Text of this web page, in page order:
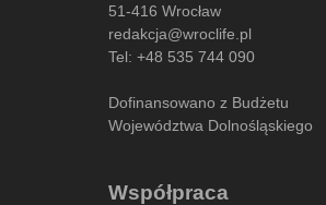
51-416 Wrocław
redakcja@wroclife.pl
Tel: +48 535 744 090
Dofinansowano z Budżetu
Województwa Dolnośląskiego
Współpraca